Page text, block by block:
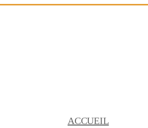
ACCUEIL